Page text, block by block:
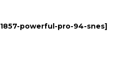
1857-powerful-pro-94-snes]